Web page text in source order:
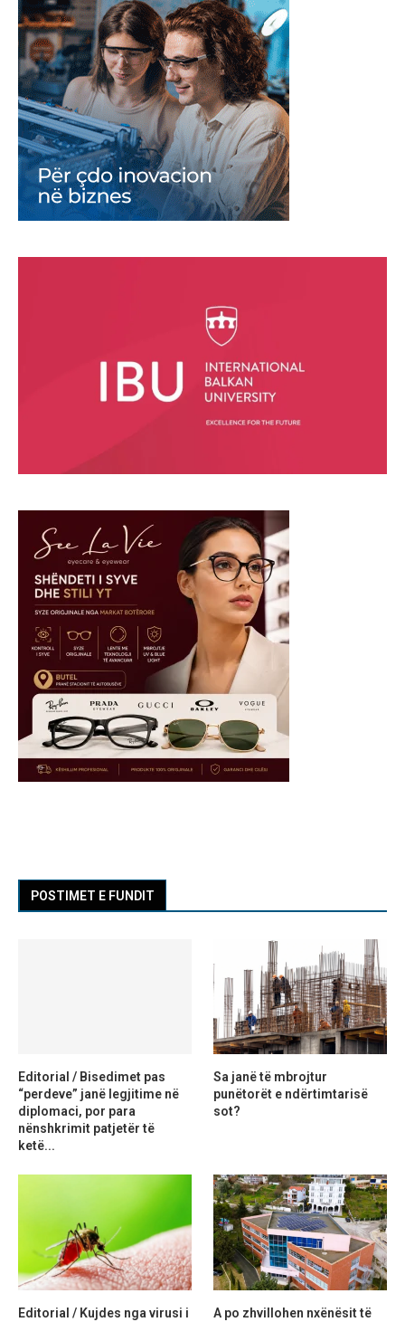
POSTIMET E FUNDIT
Editorial / Bisedimet pas
“perdeve” janë legjitime në
diplomaci, por para
nënshkrimit patjetër të
ketë...
Sa janë të mbrojtur
punëtorët e ndërtimtarisë
sot?
Editorial / Kujdes nga virusi i
A po zhvillohen nxënësit të